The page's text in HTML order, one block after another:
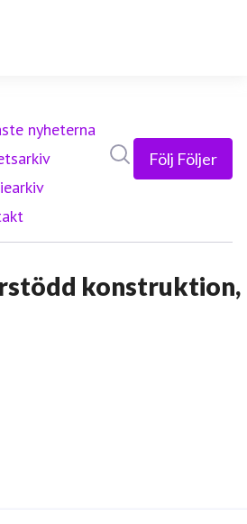
nyheterna
Följ Följer
konstruktion,